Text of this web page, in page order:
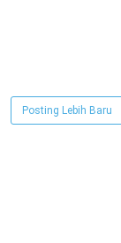
Posting Lebih Baru